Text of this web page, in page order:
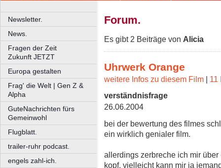
Newsletter.
News.
Fragen der Zeit
Zukunft JETZT
Europa gestalten
Frag' die Welt | Gen Z &
Alpha
GuteNachrichten fürs
Gemeinwohl
Flugblatt.
trailer-ruhr podcast.
engels zahl-ich.
Forum.
Es gibt 2 Beiträge von Alicia
Uhrwerk Orange
weitere Infos zu diesem Film | 11
verständnisfrage
26.06.2004
bei der bewertung des filmes
ein wirklich genialer film.
allerdings zerbreche ich mir
kopf. vielleicht kann mir ja